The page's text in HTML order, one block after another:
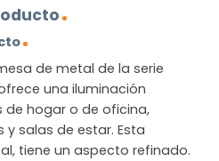
de metal de la serie
una iluminación
hogar o de oficina,
salas de estar. Esta
tiene un aspecto refinado.